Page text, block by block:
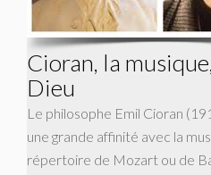
Cioran, la
Dieu
Le philosophe Emil Cioran
une grande affinité avec la
répertoire de Mozart ou de